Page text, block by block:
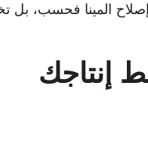
المينا فحسب، بل
إنتاجك